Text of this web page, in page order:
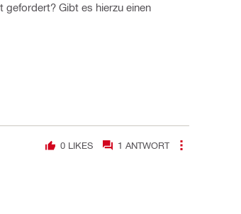
gefordert? Gibt es hierzu einen
0LIKES 1 ANTWORT